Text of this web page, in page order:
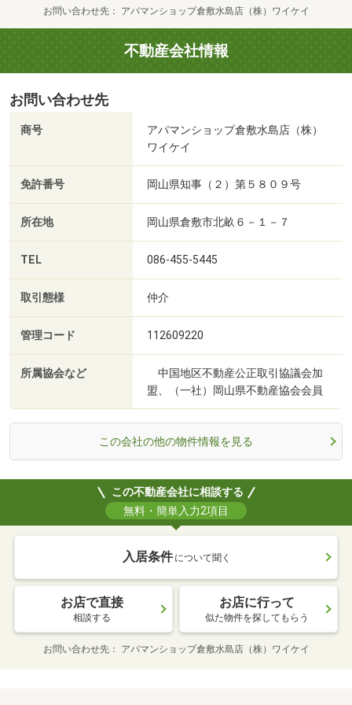
お問い合わせ先 アパマンショップ倉敷水島店（株）ワイケイ
不動産会社情報
お問い合わせ先
商号
アパマンショップ倉敷水島店（株）
ワイケイ
免許番号 岡山県知事（２）第５８０９号
所在地 岡山県倉敷市北畝６－１－７
TEL 086-455-5445
取引態様 仲介
管理コード 112609220
所属協会など
中国地区不動産公正取引協議会加
盟、（一社）岡山県不動産協会会員
この会社の他の物件情報を見る
この不動産会社に相談する
無料・簡単入力2項目
入居条件 について聞く
お店で直接
相談する
お店に行って
似た物件を探してもらう
お問い合わせ先 アパマンショップ倉敷水島店（株）ワイケイ